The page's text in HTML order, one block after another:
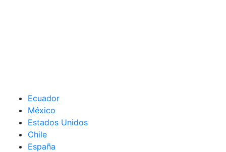
Ecuador
México
Estados Unidos
Chile
España